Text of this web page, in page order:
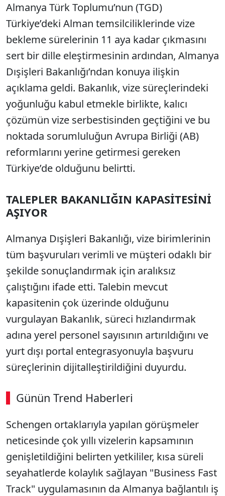
Almanya Türk Toplumu’nun (TGD)
Türkiye’deki Alman temsilciliklerinde vize
bekleme sürelerinin 11 aya kadar çıkmasını
sert bir dille eleştirmesinin ardından, Almanya
Dışişleri Bakanlığı’ndan konuya ilişkin
açıklama geldi. Bakanlık, vize süreçlerindeki
yoğunluğu kabul etmekle birlikte, kalıcı
çözümün vize serbestisinden geçtiğini ve bu
noktada sorumluluğun Avrupa Birliği (AB)
reformlarını yerine getirmesi gereken
Türkiye’de olduğunu belirtti.
TALEPLER BAKANLIĞIN KAPASİTESİNİ
AŞIYOR
Almanya Dışişleri Bakanlığı, vize birimlerinin
tüm başvuruları verimli ve müşteri odaklı bir
şekilde sonuçlandırmak için aralıksız
çalıştığını ifade etti. Talebin mevcut
kapasitenin çok üzerinde olduğunu
vurgulayan Bakanlık, süreci hızlandırmak
adına yerel personel sayısının artırıldığını ve
yurt dışı portal entegrasyonuyla başvuru
süreçlerinin dijitalleştirildiğini duyurdu.
Günün Trend Haberleri
00:02 / 02:14
Sesi Aç
Schengen ortaklarıyla yapılan görüşmeler
neticesinde çok yıllı vizelerin kapsamının
genişletildiğini belirten yetkililer, kısa süreli
seyahatlerde kolaylık sağlayan "Business Fast
Track" uygulamasının da Almanya bağlantılı iş